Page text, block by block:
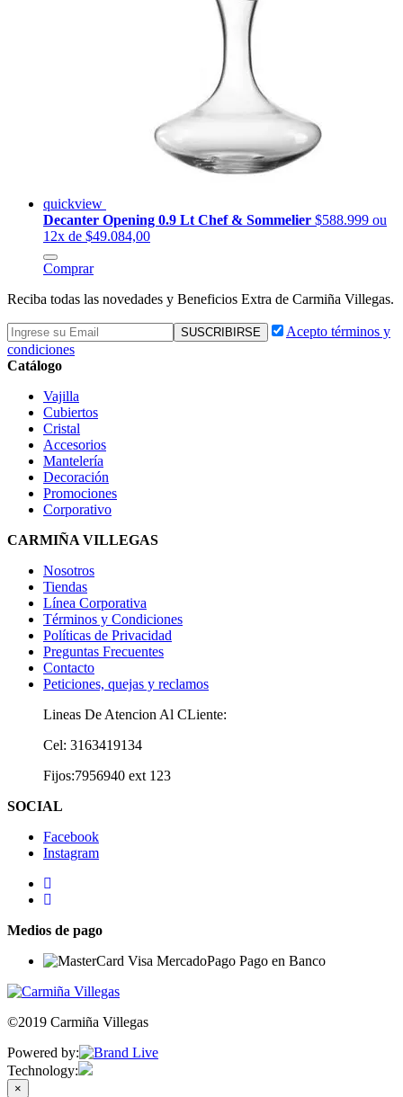
quickview
Decanter Opening 0.9 Lt Chef & Sommelier $588.999 ou
12x de $49.084,00
Comprar
Reciba todas las novedades y Beneficios Extra de Carmiña Villegas.
Acepto términos y
condiciones
Catálogo
Vajilla
Cubiertos
Cristal
Accesorios
Mantelería
Decoración
Promociones
Corporativo
CARMIÑA VILLEGAS
Nosotros
Tiendas
Línea Corporativa
Términos y Condiciones
Políticas de Privacidad
Preguntas Frecuentes
Contacto
Peticiones, quejas y reclamos
Lineas De Atencion Al CLiente:
Cel: 3163419134
Fijos:7956940 ext 123
SOCIAL
Facebook
Instagram
Medios de pago
©2019 Carmiña Villegas
Powered by:
Technology:
×